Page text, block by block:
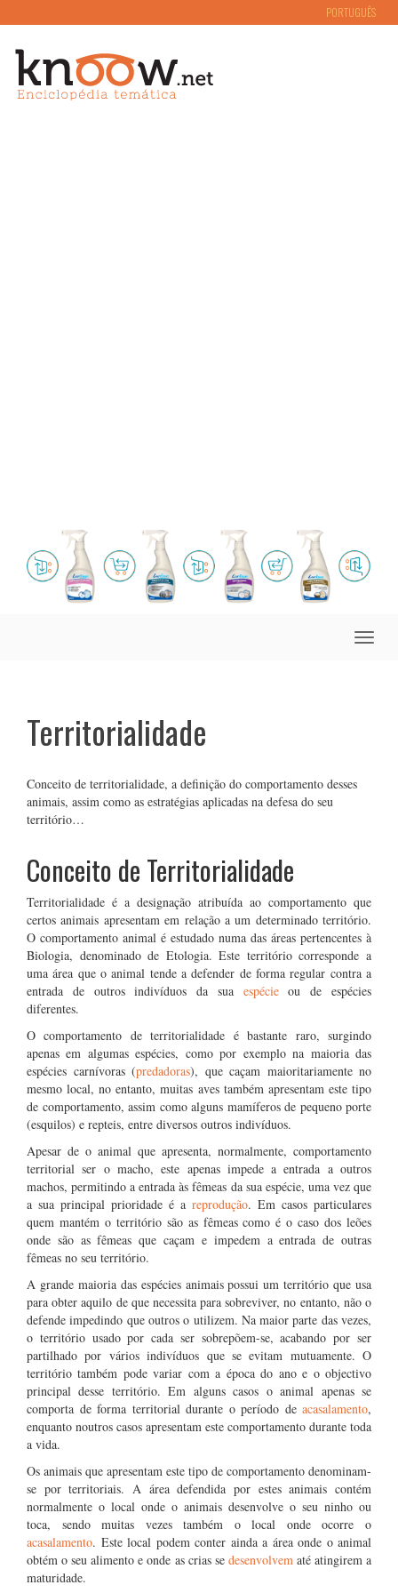
PORTUGUÊS
Toggle
Territorialidade
Conceito de territorialidade, a definição do comportamento desses
animais, assim como as estratégias aplicadas na defesa do seu
território…
Conceito de Territorialidade
Territorialidade é a designação atribuída ao comportamento que
certos animais apresentam em relação a um determinado território.
O comportamento animal é estudado numa das áreas pertencentes à
Biologia, denominado de Etologia. Este território corresponde a
uma área que o animal tende a defender de forma regular contra a
entrada de outros indivíduos da sua espécieou de espécies
diferentes.
O comportamento de territorialidade é bastante raro, surgindo
apenas em algumas espécies, como por exemplo na maioria das
espécies carnívoras (predadoras), que caçam maioritariamente no
mesmo local, no entanto, muitas aves também apresentam este tipo
de comportamento, assim como alguns mamíferos de pequeno porte
(esquilos) e repteis, entre diversos outros indivíduos.
Apesar de o animal que apresenta, normalmente, comportamento
territorial ser o macho, este apenas impede a entrada a outros
machos, permitindo a entrada às fêmeas da sua espécie, uma vez que
a sua principal prioridade é a reprodução. Em casos particulares
quem mantém o território são as fêmeas como é o caso dos leões
onde são as fêmeas que caçam e impedem a entrada de outras
fêmeas no seu território.
A grande maioria das espécies animais possui um território que usa
para obter aquilo de que necessita para sobreviver, no entanto, não o
defende impedindo que outros o utilizem. Na maior parte das vezes,
o território usado por cada ser sobrepõem-se, acabando por ser
partilhado por vários indivíduos que se evitam mutuamente. O
território também pode variar com a época do ano e o objectivo
principal desse território. Em alguns casos o animal apenas se
comporta de forma territorial durante o período de acasalamento,
enquanto noutros casos apresentam este comportamento durante toda
a vida.
Os animais que apresentam este tipo de comportamento denominam-
se por territoriais. A área defendida por estes animais contém
normalmente o local onde o animais desenvolve o seu ninho ou
toca, sendo muitas vezes também o local onde ocorre o
acasalamento. Este local podem conter ainda a área onde o animal
obtém o seu alimento e onde as crias se desenvolvematé atingirem a
maturidade.